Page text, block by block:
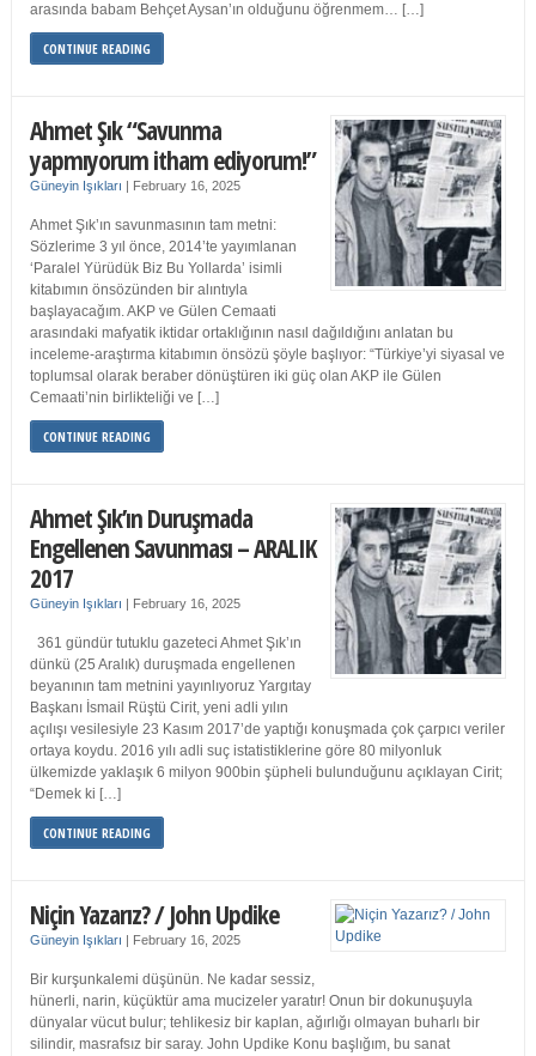
arasında babam Behçet Aysan’ın olduğunu öğrenmem… […]
CONTINUE READING
Ahmet Şık “Savunma
yapmıyorum itham ediyorum!”
Güneyin Işıkları | February 16, 2025
Ahmet Şık’ın savunmasının tam metni:
Sözlerime 3 yıl önce, 2014’te yayımlanan
‘Paralel Yürüdük Biz Bu Yollarda’ isimli
kitabımın önsözünden bir alıntıyla
başlayacağım. AKP ve Gülen Cemaati
arasındaki mafyatik iktidar ortaklığının nasıl dağıldığını anlatan bu
inceleme-araştırma kitabımın önsözü şöyle başlıyor: “Türkiye’yi siyasal ve
toplumsal olarak beraber dönüştüren iki güç olan AKP ile Gülen
Cemaati’nin birlikteliği ve […]
CONTINUE READING
Ahmet Şık’ın Duruşmada
Engellenen Savunması – ARALIK
2017
Güneyin Işıkları | February 16, 2025
361 gündür tutuklu gazeteci Ahmet Şık’ın
dünkü (25 Aralık) duruşmada engellenen
beyanının tam metnini yayınlıyoruz Yargıtay
Başkanı İsmail Rüştü Cirit, yeni adli yılın
açılışı vesilesiyle 23 Kasım 2017’de yaptığı konuşmada çok çarpıcı veriler
ortaya koydu. 2016 yılı adli suç istatistiklerine göre 80 milyonluk
ülkemizde yaklaşık 6 milyon 900bin şüpheli bulunduğunu açıklayan Cirit;
“Demek ki […]
CONTINUE READING
Niçin Yazarız? / John Updike
Güneyin Işıkları | February 16, 2025
Bir kurşunkalemi düşünün. Ne kadar sessiz,
hünerli, narin, küçüktür ama mucizeler yaratır! Onun bir dokunuşuyla
dünyalar vücut bulur; tehlikesiz bir kaplan, ağırlığı olmayan buharlı bir
silindir, masrafsız bir saray. John Updike Konu başlığım, bu sanat